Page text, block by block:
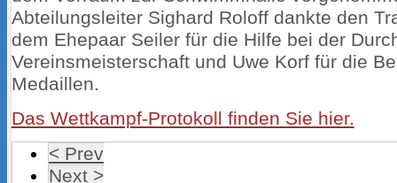
Abteilungsleiter Sighard Roloff dankte den
dem Ehepaar Seiler für die Hilfe bei der
Vereinsmeisterschaft und Uwe Korf für die
Medaillen.
Das Wettkampf-Protokoll finden Sie hier.
< Prev
Next >